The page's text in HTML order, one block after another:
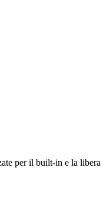
per il built-in e la libera